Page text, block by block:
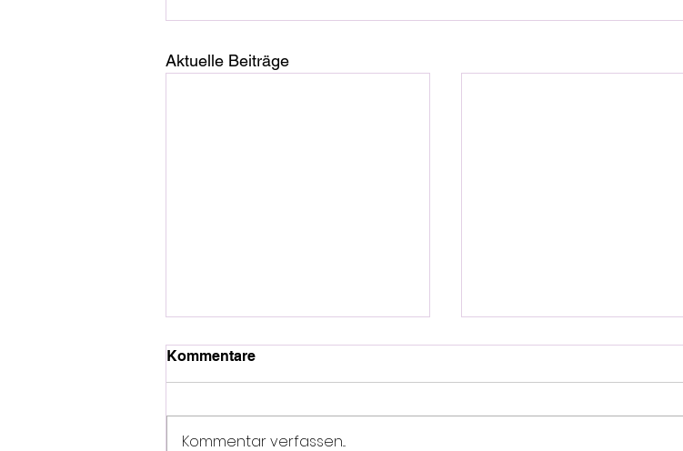
Aktuelle Beiträge
Kommentare
Kommentar verfassen...